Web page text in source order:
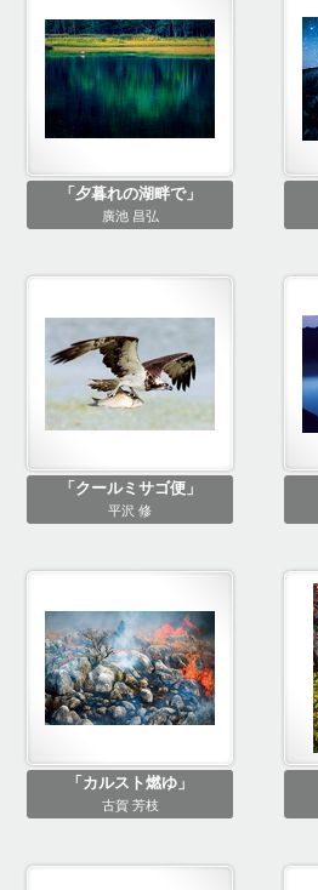
「夕暮れの湖畔で」
廣池 昌弘
「クールミサゴ便」
平沢 修
「カルスト燃ゆ」
古賀 芳枝